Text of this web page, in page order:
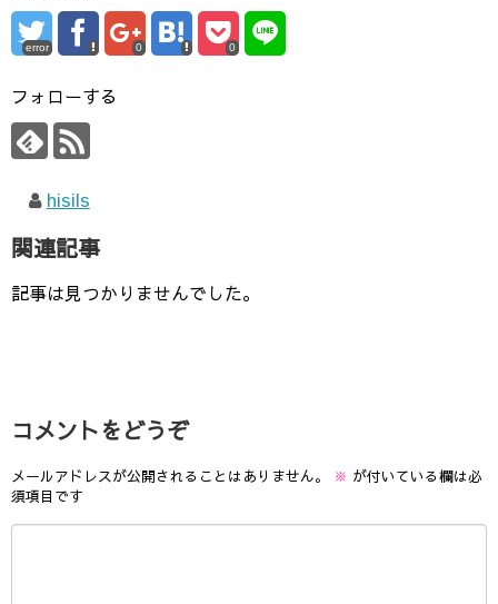
error 0 0
フォローする
hisils
関連記事
記事は見つかりませんでした。
コメントをどうぞ
メールアドレスが公開されることはありません。 ※ が付いている欄は必
須項目です